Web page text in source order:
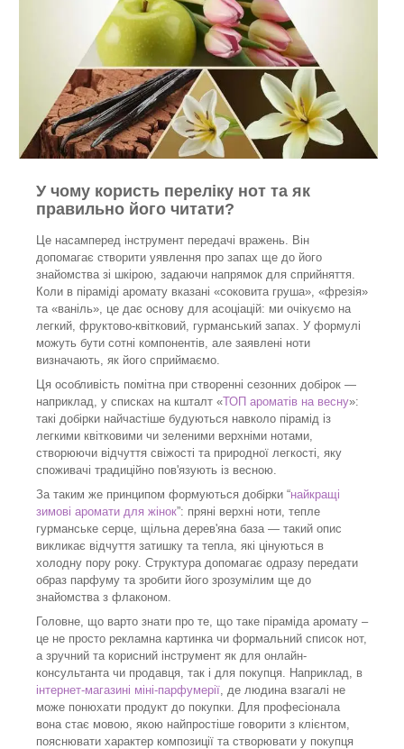
У чому користь переліку нот та як
правильно його читати?
Це насамперед інструмент передачі вражень. Він
допомагає створити уявлення про запах ще до його
знайомства зі шкірою, задаючи напрямок для сприйняття.
Коли в піраміді аромату вказані «соковита груша», «фрезія»
та «ваніль», це дає основу для асоціацій: ми очікуємо на
легкий, фруктово-квітковий, гурманський запах. У формулі
можуть бути сотні компонентів, але заявлені ноти
визначають, як його сприймаємо.
Ця особливість помітна при створенні сезонних добірок —
наприклад, у списках на кшталт «ТОП ароматів на весну»:
такі добірки найчастіше будуються навколо пірамід із
легкими квітковими чи зеленими верхніми нотами,
створюючи відчуття свіжості та природної легкості, яку
споживачі традиційно пов'язують із весною.
За таким же принципом формуються добірки “найкращі
зимові аромати для жінок”: пряні верхні ноти, тепле
гурманське серце, щільна дерев'яна база — такий опис
викликає відчуття затишку та тепла, які цінуються в
холодну пору року. Структура допомагає одразу передати
образ парфуму та зробити його зрозумілим ще до
знайомства з флаконом.
Головне, що варто знати про те, що таке піраміда аромату –
це не просто рекламна картинка чи формальний список нот,
а зручний та корисний інструмент як для онлайн-
консультанта чи продавця, так і для покупця. Наприклад, в
інтернет-магазині міні-парфумерії , де людина взагалі не
може понюхати продукт до покупки. Для професіонала
вона стає мовою, якою найпростіше говорити з клієнтом,
пояснювати характер композиції та створювати у покупця